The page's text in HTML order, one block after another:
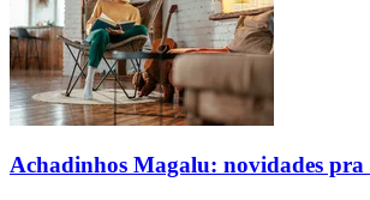
Achadinhos Magalu: novidades pra